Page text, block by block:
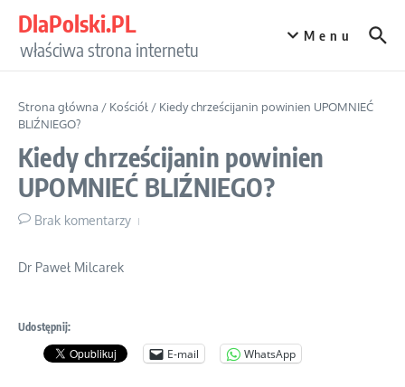
DlaPolski.PL
właściwa strona internetu
Menu
Strona główna / Kościół / Kiedy chrześcijanin powinien UPOMNIEĆ
BLIŹNIEGO?
Kiedy chrześcijanin powinien
UPOMNIEĆ BLIŹNIEGO?
Brak komentarzy
Dr Paweł Milcarek
Udostępnij:
E-mail WhatsApp